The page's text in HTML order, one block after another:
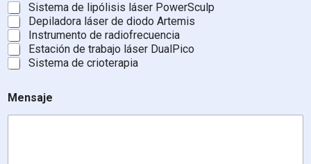
Sistema de lipólisis láser PowerSculp
Depiladora láser de diodo Artemis
Instrumento de radiofrecuencia
Estación de trabajo láser DualPico
Sistema de crioterapia
Mensaje